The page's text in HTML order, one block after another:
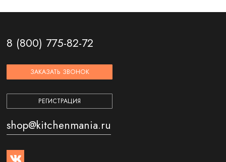
8 (800) 775-82-72
ЗАКАЗАТЬ ЗВОНОК
РЕГИСТРАЦИЯ
shop@kitchenmania.ru